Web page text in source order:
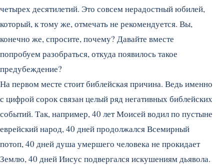
четырех десятилетий. Это совсем нерадостный юбилей,
который, к тому же, отмечать не рекомендуется. Вы,
конечно же, спросите, почему? Давайте вместе
попробуем разобраться, откуда появилось такое
предубеждение?
На первом месте стоит библейская причина. Ведь именно
с цифрой сорок связан целый ряд негативных библейских
событий. Так, например, 40 лет Моисей водил по пустыне
еврейский народ, 40 дней продолжался Всемирный
потоп, 40 дней душа умершего человека не прокидает
Землю, 40 дней Иисус подвергался искушениям дьявола.